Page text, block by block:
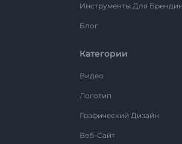
Инструменты Для
Блог
Категории
Видео
Логотип
Графический Дизайн
Веб-Сайт